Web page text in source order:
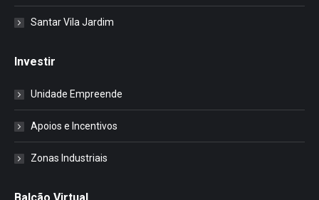
Santar Vila Jardim
Investir
Unidade Empreende
Apoios e Incentivos
Zonas Industriais